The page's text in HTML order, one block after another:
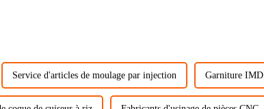
Service d'articles de moulage par injection Garniture IMD